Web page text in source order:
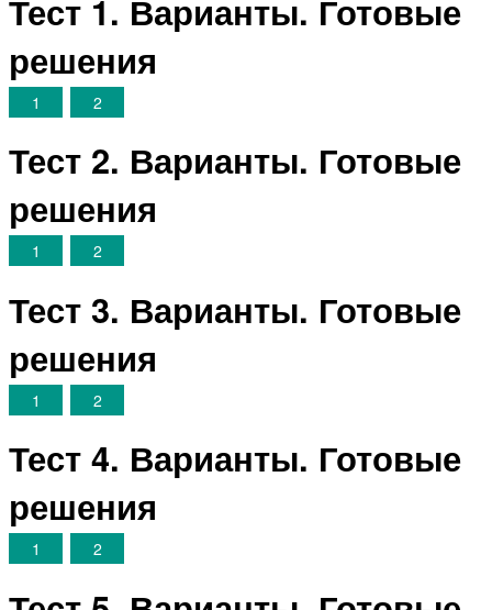
Тест 1. Варианты. Готовые
решения
1 2
Тест 2. Варианты. Готовые
решения
1 2
Тест 3. Варианты. Готовые
решения
1 2
Тест 4. Варианты. Готовые
решения
1 2